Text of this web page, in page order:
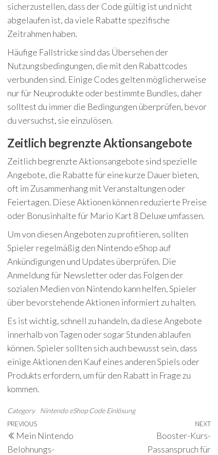
sicherzustellen, dass der Code gültig ist und nicht
abgelaufen ist, da viele Rabatte spezifische
Zeitrahmen haben.
Häufige Fallstricke sind das Übersehen der
Nutzungsbedingungen, die mit den Rabattcodes
verbunden sind. Einige Codes gelten möglicherweise
nur für Neuprodukte oder bestimmte Bundles, daher
solltest du immer die Bedingungen überprüfen, bevor
du versuchst, sie einzulösen.
Zeitlich begrenzte Aktionsangebote
Zeitlich begrenzte Aktionsangebote sind spezielle
Angebote, die Rabatte für eine kurze Dauer bieten,
oft im Zusammenhang mit Veranstaltungen oder
Feiertagen. Diese Aktionen können reduzierte Preise
oder Bonusinhalte für Mario Kart 8 Deluxe umfassen.
Um von diesen Angeboten zu profitieren, sollten
Spieler regelmäßig den Nintendo eShop auf
Ankündigungen und Updates überprüfen. Die
Anmeldung für Newsletter oder das Folgen der
sozialen Medien von Nintendo kann helfen, Spieler
über bevorstehende Aktionen informiert zu halten.
Es ist wichtig, schnell zu handeln, da diese Angebote
innerhalb von Tagen oder sogar Stunden ablaufen
können. Spieler sollten sich auch bewusst sein, dass
einige Aktionen den Kauf eines anderen Spiels oder
Produkts erfordern, um für den Rabatt in Frage zu
kommen.
Category Nintendo eShop Code Einlösung
Post
navigation
Previous
Post
PREVIOUS
Mein Nintendo
Belohnungs-
NEXT
Booster-Kurs-
Passanspruch für